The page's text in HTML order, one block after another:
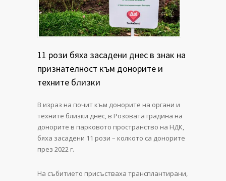
11 рози бяха засадени днес в знак на
признателност към донорите и
техните близки
В израз на почит към донорите на органи и
техните близки днес, в Розовата градина на
донорите в парковото пространство на НДК,
бяха засадени 11 рози – колкото са донорите
през 2022 г.
На събитието присъстваха трансплантирани,